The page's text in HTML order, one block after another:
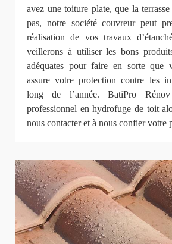
avez une toiture plate, que la
pas, notre société couvreur peut
réalisation de vos travaux
veillerons à utiliser les bons
adéquates pour faire en sorte que
assure votre protection contre les
long de l’année. BatiPro
professionnel en hydrofuge de toit
nous contacter et à nous confier votre